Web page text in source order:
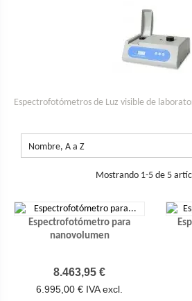
Espectrofotómetros de Luz visible de
Nombre, A a Z
Mostrando 1-5 de 5
Espectrofotómetro para
nanovolumen
Precio
8.463,95 €
6.995,00 € IVA excl.